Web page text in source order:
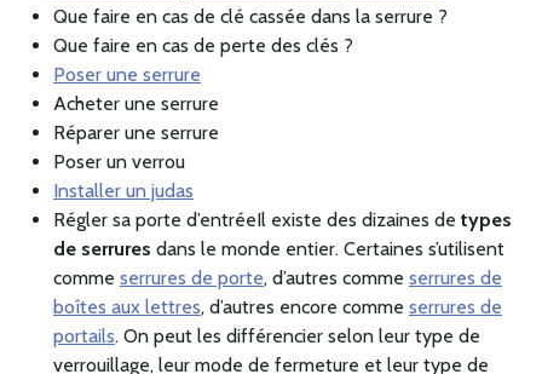
Que faire en cas de clé cassée dans la serrure ?
Que faire en cas de perte des clés ?
Poser une serrure
Acheter une serrure
Réparer une serrure
Poser un verrou
Installer un judas
Régler sa porte d’entréeIl existe des dizaines de types
de serrures dans le monde entier. Certaines s’utilisent
comme serrures de porte, d’autres comme serrures de
boîtes aux lettres, d’autres encore comme serrures de
portails. On peut les différencier selon leur type de
verrouillage, leur mode de fermeture et leur type de